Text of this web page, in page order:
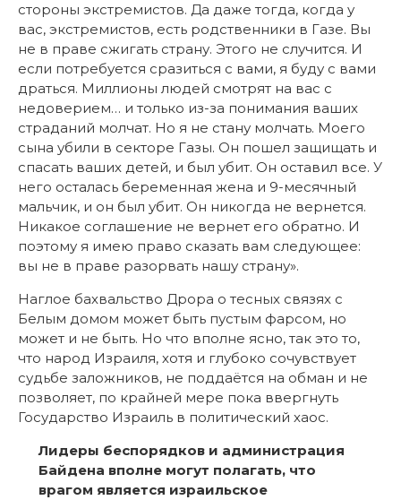
стороны экстремистов. Да даже тогда, когда у
вас, экстремистов, есть родственники в Газе. Вы
не в праве сжигать страну. Этого не случится. И
если потребуется сразиться с вами, я буду с вами
драться. Миллионы людей смотрят на вас с
недоверием… и только из-за понимания ваших
страданий молчат. Но я не стану молчать. Моего
сына убили в секторе Газы. Он пошел защищать и
спасать ваших детей, и был убит. Он оставил все. У
него осталась беременная жена и 9-месячный
мальчик, и он был убит. Он никогда не вернется.
Никакое соглашение не вернет его обратно. И
поэтому я имею право сказать вам следующее:
вы не в праве разорвать нашу страну».
Наглое бахвальство Дрора о тесных связях с
Белым домом может быть пустым фарсом, но
может и не быть. Но что вполне ясно, так это то,
что народ Израиля, хотя и глубоко сочувствует
судьбе заложников, не поддаётся на обман и не
позволяет, по крайней мере пока ввергнуть
Государство Израиль в политический хаос.
Лидеры беспорядков и администрация
Байдена вполне могут полагать, что
врагом является израильское